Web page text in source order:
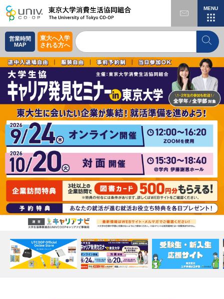
MENU
営業時間
MAP
東大へ入学
される方へ